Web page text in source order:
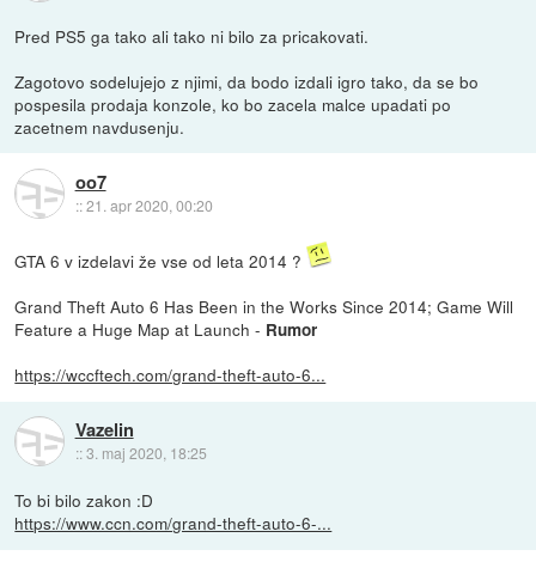
Pred PS5 ga tako ali tako ni bilo za pricakovati.
Zagotovo sodelujejo z njimi, da bodo izdali igro tako, da se bo
pospesila prodaja konzole, ko bo zacela malce upadati po
zacetnem navdusenju.
oo7
::21. apr 2020, 00:20
GTA 6 v izdelavi že vse od leta 2014 ?
Grand Theft Auto 6 Has Been in the Works Since 2014; Game Will
Feature a Huge Map at Launch - Rumor
https://wccftech.com/grand-theft-auto-6...
Vazelin
::3. maj 2020, 18:25
To bi bilo zakon :D
https://www.ccn.com/grand-theft-auto-6-...